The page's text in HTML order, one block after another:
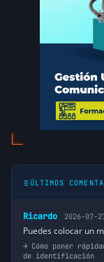
ÚLTIMOS
Ricardo 2026-07-
Puedes colocar un
Cómo poner
de identificación